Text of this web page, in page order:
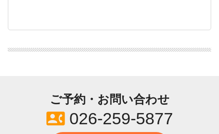
ご予約・お問い合わせ
contact_phone026-259-5877